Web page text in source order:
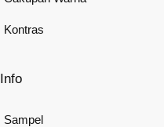
Kontras
Info
Sampel